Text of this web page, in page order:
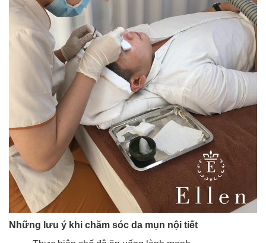
Những lưu ý khi chăm sóc da mụn nội tiết